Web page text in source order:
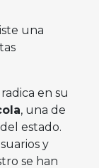
una
en su
, una de
estado.
y
se han